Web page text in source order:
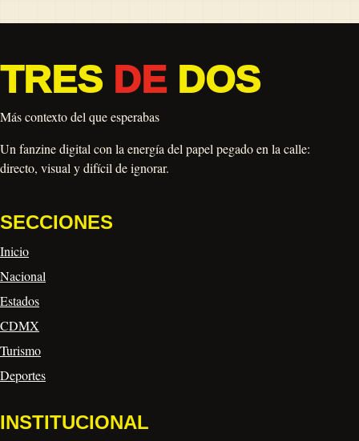
TRES DEDOS
Más contexto del que esperabas
Un fanzine digital con la energía del papel pegado en la calle:
directo, visual y difícil de ignorar.
SECCIONES
Inicio
Nacional
Estados
CDMX
Turismo
Deportes
INSTITUCIONAL